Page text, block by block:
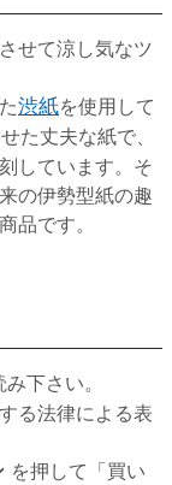
せて涼し気なツ
渋紙を使用して
た丈夫な紙で、
しています。そ
の伊勢型紙の趣
品です。
下さい。
る法律による表
を押して「買い